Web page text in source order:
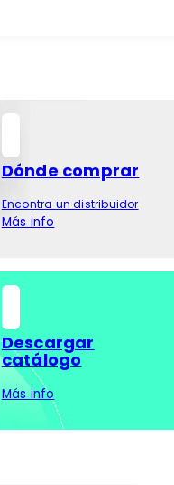
Dónde comprar
Encontra un distribuidor
Más info
Descargar
catálogo
Más info